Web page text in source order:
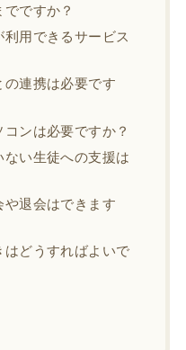
ですか？
用できるサービス
連携は必要です
ンは必要ですか？
い生徒への支援は
退会はできます
はどうすればよいで